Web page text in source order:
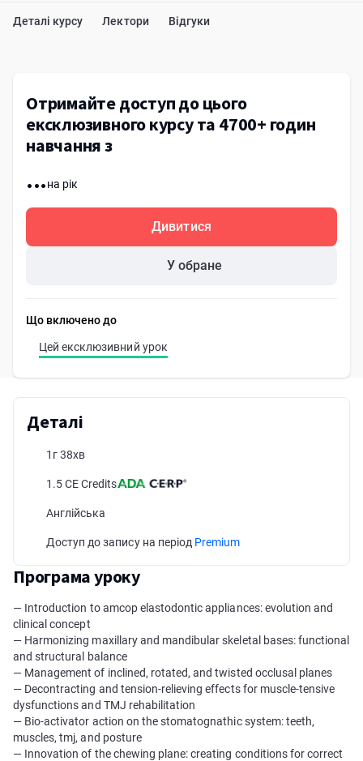
Деталі курсу Лектори Відгуки
Отримайте доступ до цього
ексклюзивного курсу та 4700+ годин
навчання з
...на рік
Дивитися
У обране
Що включено до
Цей ексклюзивний урок
Деталі
1г 38хв
1.5 CE Credits
Англійська
Доступ до запису на період Premium
Програма уроку
— Introduction to amcop elastodontic appliances: evolution and
clinical concept
— Harmonizing maxillary and mandibular skeletal bases: functional
and structural balance
— Management of inclined, rotated, and twisted occlusal planes
— Decontracting and tension-relieving effects for muscle-tensive
dysfunctions and TMJ rehabilitation
— Bio-activator action on the stomatognathic system: teeth,
muscles, tmj, and posture
— Innovation of the chewing plane: creating conditions for correct